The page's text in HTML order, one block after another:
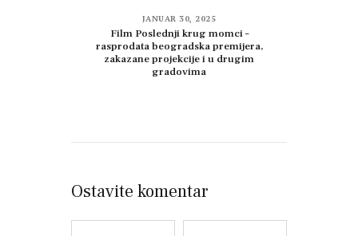
JANUAR 30, 2025
Film Poslednji krug momci –
rasprodata beogradska premijera,
zakazane projekcije i u drugim
gradovima
Ostavite komentar